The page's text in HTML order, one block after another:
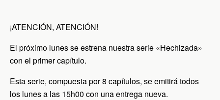
¡ATENCIÓN, ATENCIÓN!
El próximo lunes se estrena nuestra serie «Hechizada»
con el primer capítulo.
Esta serie, compuesta por 8 capítulos, se emitirá todos
los lunes a las 15h00 con una entrega nueva.